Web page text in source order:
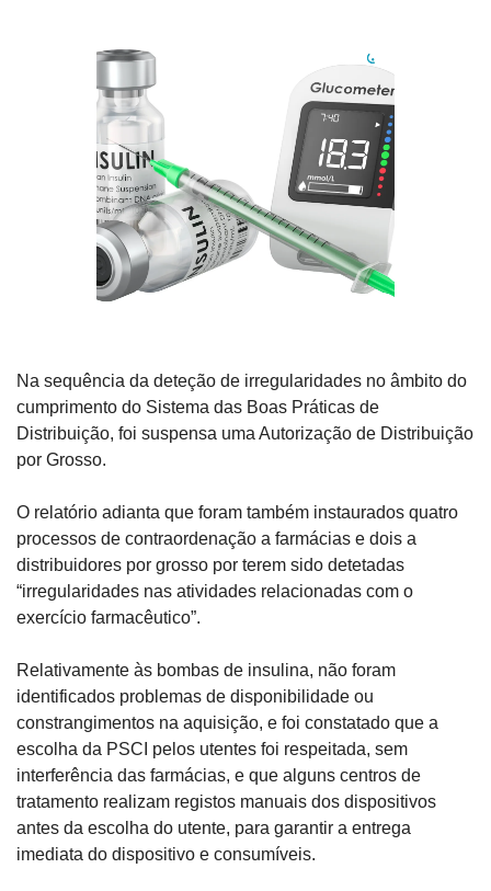
Na sequência da deteção de irregularidades no âmbito do
cumprimento do Sistema das Boas Práticas de
Distribuição, foi suspensa uma Autorização de Distribuição
por Grosso.
O relatório adianta que foram também instaurados quatro
processos de contraordenação a farmácias e dois a
distribuidores por grosso por terem sido detetadas
“irregularidades nas atividades relacionadas com o
exercício farmacêutico”.
Relativamente às bombas de insulina, não foram
identificados problemas de disponibilidade ou
constrangimentos na aquisição, e foi constatado que a
escolha da PSCI pelos utentes foi respeitada, sem
interferência das farmácias, e que alguns centros de
tratamento realizam registos manuais dos dispositivos
antes da escolha do utente, para garantir a entrega
imediata do dispositivo e consumíveis.